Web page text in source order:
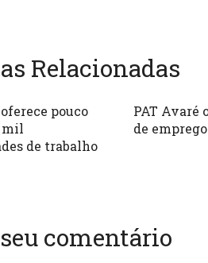
Relacionadas
pouco
mil
de trabalho
PAT Avaré
de emprego
comentário